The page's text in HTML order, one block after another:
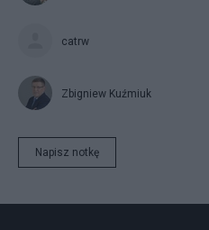
catrw
Zbigniew Kuźmiuk
Napisz notkę